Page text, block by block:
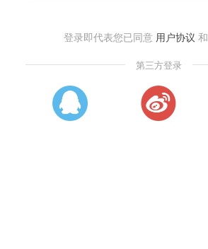
登录即代表您已同意 用户协议 和
第三方登录